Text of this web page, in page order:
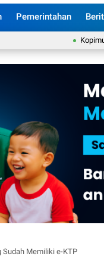
Pemerintahan
Kopimu Desak
Sudah Memiliki e-KTP